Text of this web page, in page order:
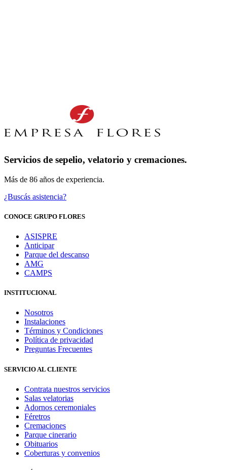
Servicios de sepelio, velatorio y cremaciones.
Más de 86 años de experiencia.
¿Buscás asistencia?
CONOCE GRUPO FLORES
ASISPRE
Anticipar
Parque del descanso
AMG
CAMPS
INSTITUCIONAL
Nosotros
Instalaciones
Términos y Condiciones
Política de privacidad
Preguntas Frecuentes
SERVICIO AL CLIENTE
Contrata nuestros servicios
Salas velatorias
Adornos ceremoniales
Féretros
Cremaciones
Parque cinerario
Obituarios
Coberturas y convenios